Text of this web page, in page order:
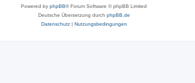
Powered by phpBB® Forum Software © phpBB Limited
Deutsche Übersetzung durch phpBB.de
Datenschutz| Nutzungsbedingungen